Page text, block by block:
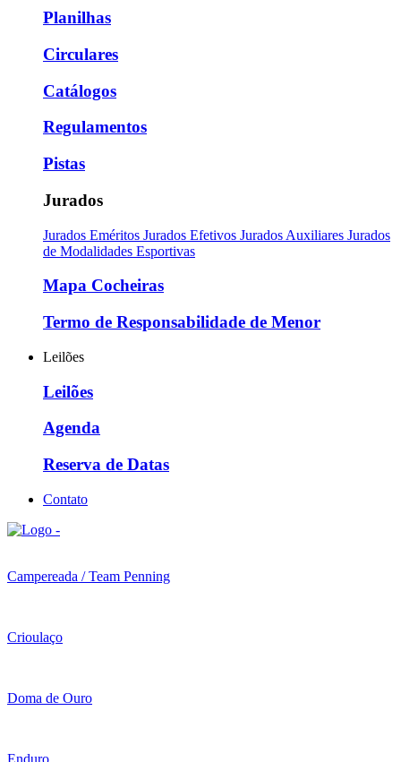
Planilhas
Circulares
Catálogos
Regulamentos
Pistas
Jurados
Jurados Eméritos Jurados Efetivos Jurados Auxiliares Jurados
de Modalidades Esportivas
Mapa Cocheiras
Termo de Responsabilidade de Menor
Leilões
Leilões
Agenda
Reserva de Datas
Contato
Campereada / Team Penning
Crioulaço
Doma de Ouro
Enduro